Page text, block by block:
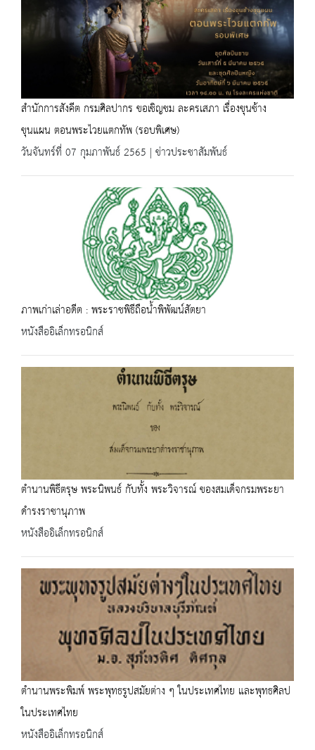
สำนักการสังคีต กรมศิลปากร ขอเชิญชม ละครเสภา เรื่องขุนช้าง
ขุนแผน ตอนพระไวยแตกทัพ (รอบพิเศษ)
วันจันทร์ที่ 07 กุมภาพันธ์ 2565 | ข่าวประชาสัมพันธ์
ภาพเก่าเล่าอดีต : พระราชพิธีถือน้ำพิพัฒน์สัตยา
หนังสืออิเล็กทรอนิกส์
ตำนานพิธีตรุษ พระนิพนธ์ กับทั้ง พระวิจารณ์ ของสมเด็จกรมพระยา
ดำรงราชานุภาพ
หนังสืออิเล็กทรอนิกส์
ตำนานพระพิมพ์ พระพุทธรูปสมัยต่าง ๆ ในประเทศไทย และพุทธศิลป
ในประเทศไทย
หนังสืออิเล็กทรอนิกส์